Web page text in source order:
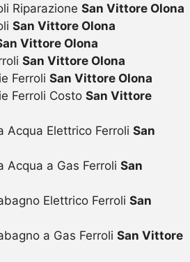
Riparazione San Vittore Olona
San Vittore Olona
Vittore Olona
San Vittore Olona
Ferroli San Vittore Olona
Ferroli Costo San Vittore
Acqua Elettrico Ferroli San
Acqua a Gas Ferroli San
Elettrico Ferroli San
a Gas Ferroli San Vittore